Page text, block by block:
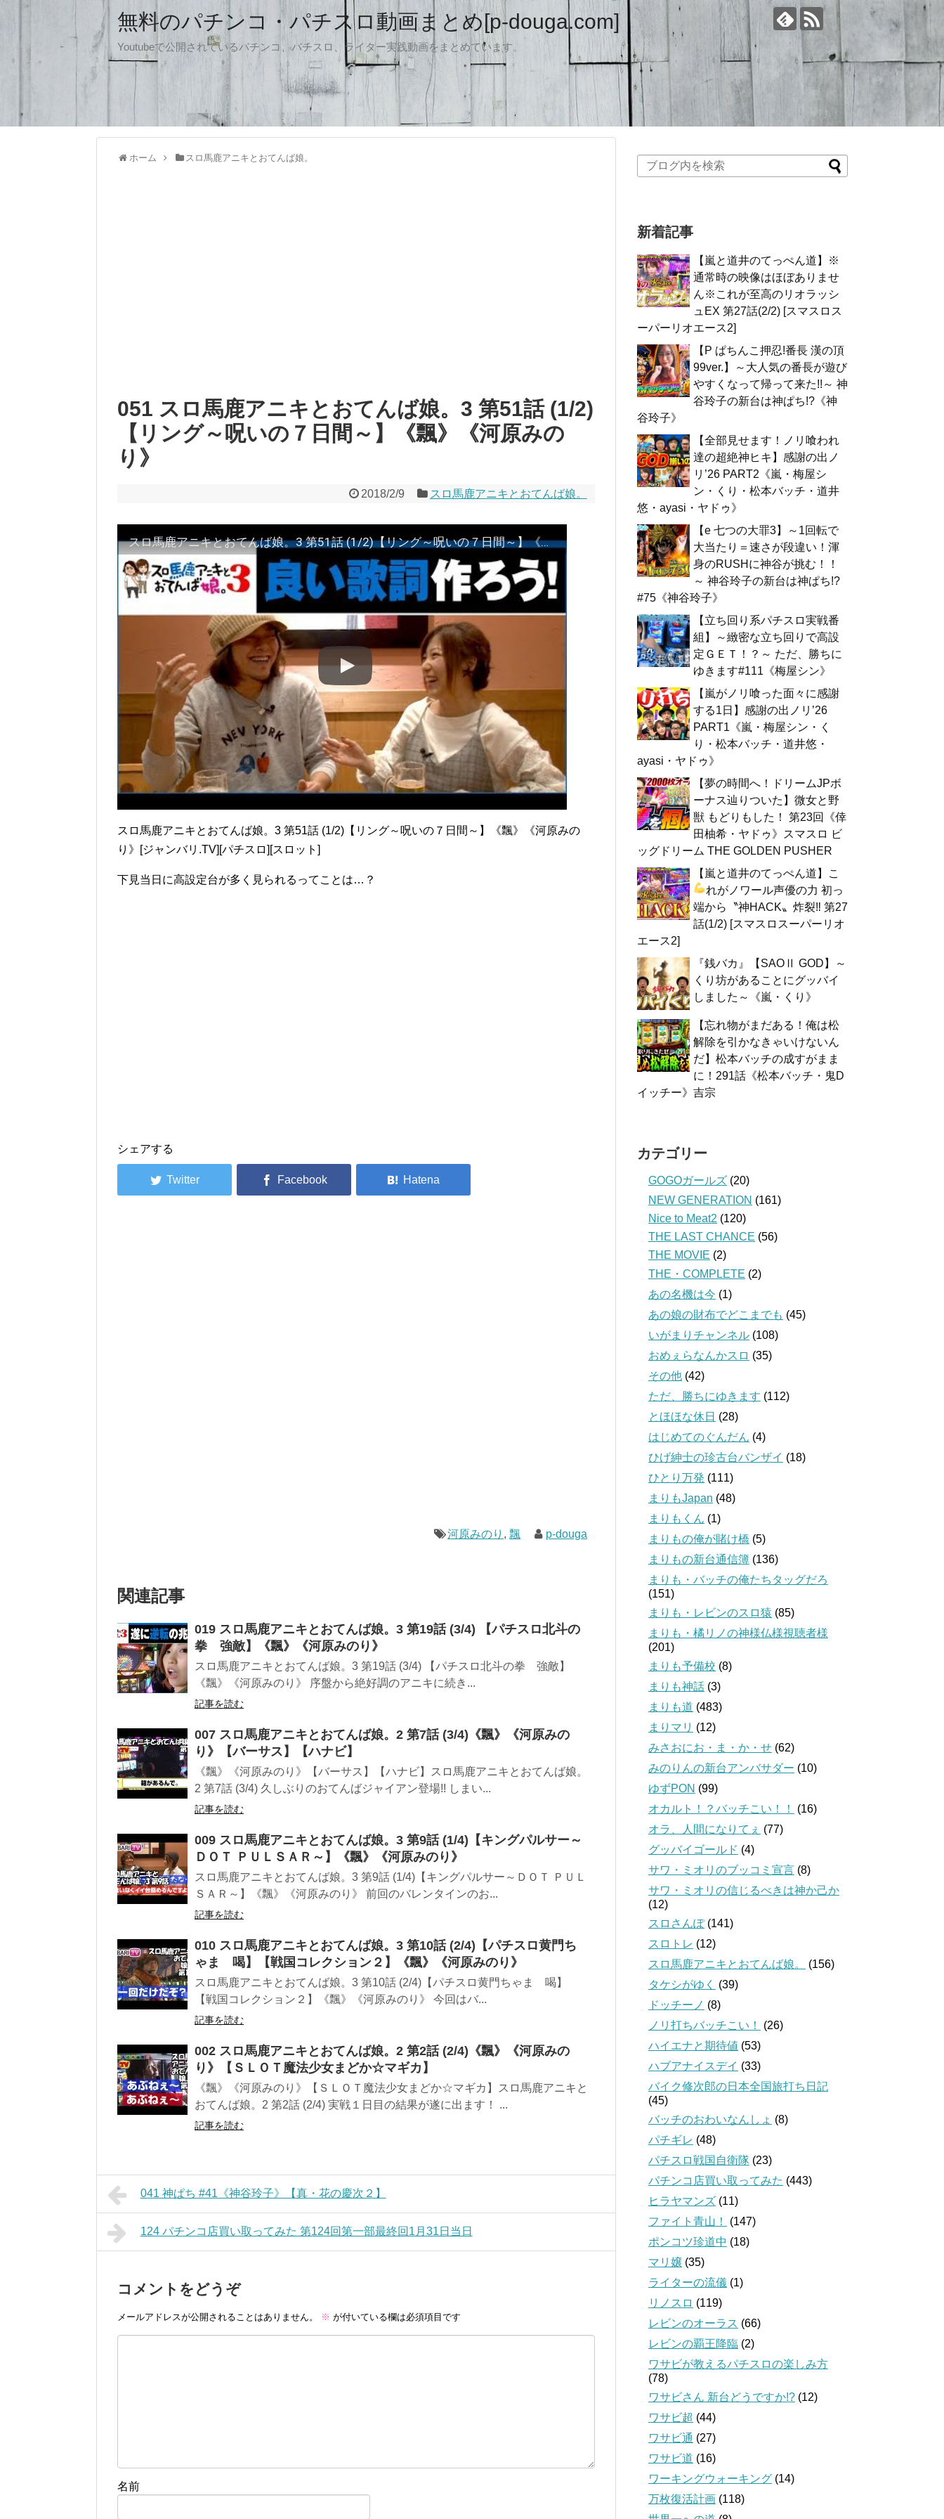
無料のパチンコ・パチスロ動画まとめ[p-douga.com]
Youtubeで公開されているパチンコ、パチスロ、ライター実践動画をまとめています。
ホーム スロ馬鹿アニキとおてんば娘。
051 スロ馬鹿アニキとおてんば娘。3 第51話 (1/2)
【リング～呪いの７日間～】《飄》《河原みの
り》
2018/2/9 スロ馬鹿アニキとおてんば娘。
スロ馬鹿アニキとおてんば娘。3 第51話 (1/2)【リング～呪いの７日間～】《飄》《河原みのり》[ジャンバリ.TV][パチスロ][スロット]
スロ馬鹿アニキとおてんば娘。3 第51話 (1/2)【リング～呪いの７日間～】《飄》《河原みの
り》[ジャンバリ.TV][パチスロ][スロット]
下見当日に高設定台が多く見られるってことは…？
シェアする
河原みのり ,飄 p-douga
関連記事
019 スロ馬鹿アニキとおてんば娘。3 第19話 (3/4) 【パチスロ北斗の
拳 強敵】《飄》《河原みのり》
スロ馬鹿アニキとおてんば娘。3 第19話 (3/4) 【パチスロ北斗の拳 強敵】
《飄》《河原みのり》 序盤から絶好調のアニキに続き...
記事を読む
007 スロ馬鹿アニキとおてんば娘。2 第7話 (3/4)《飄》《河原みの
り》【バーサス】【ハナビ】
《飄》《河原みのり》【バーサス】【ハナビ】スロ馬鹿アニキとおてんば娘。
2 第7話 (3/4) 久しぶりのおてんばジャイアン登場!! しまい...
記事を読む
009 スロ馬鹿アニキとおてんば娘。3 第9話 (1/4)【キングパルサー～
ＤＯＴ ＰＵＬＳＡＲ～】《飄》《河原みのり》
スロ馬鹿アニキとおてんば娘。3 第9話 (1/4)【キングパルサー～ＤＯＴ ＰＵＬ
ＳＡＲ～】《飄》《河原みのり》 前回のバレンタインのお...
記事を読む
010 スロ馬鹿アニキとおてんば娘。3 第10話 (2/4)【パチスロ黄門ち
ゃま 喝】【戦国コレクション２】《飄》《河原みのり》
スロ馬鹿アニキとおてんば娘。3 第10話 (2/4)【パチスロ黄門ちゃま 喝】
【戦国コレクション２】《飄》《河原みのり》 今回はバ...
記事を読む
002 スロ馬鹿アニキとおてんば娘。2 第2話 (2/4)《飄》《河原みの
り》【ＳＬＯＴ魔法少女まどか☆マギカ】
《飄》《河原みのり》【ＳＬＯＴ魔法少女まどか☆マギカ】スロ馬鹿アニキと
おてんば娘。2 第2話 (2/4) 実戦１日目の結果が遂に出ます！ ...
記事を読む
041 神ぱち #41《神谷玲子》【真・花の慶次２】
124 パチンコ店買い取ってみた 第124回第一部最終回1月31日当日
コメントをどうぞ
メールアドレスが公開されることはありません。 ※ が付いている欄は必須項目です
名前
新着記事
【嵐と道井のてっぺん道】※
通常時の映像はほぼありませ
ん※これが至高のリオラッシ
ュEX 第27話(2/2) [スマスロス
ーパーリオエース2]
【P ぱちんこ押忍!番長 漢の頂
99ver.】～大人気の番長が遊び
やすくなって帰って来た!!～ 神
谷玲子の新台は神ぱち!?《神
谷玲子》
【全部見せます！ノリ喰われ
達の超絶神ヒキ】感謝の出ノ
リ’26 PART2《嵐・梅屋シ
ン・くり・松本バッチ・道井
悠・ayasi・ヤドゥ》
【e 七つの大罪3】～1回転で
大当たり＝速さが段違い！渾
身のRUSHに神谷が挑む！！
～ 神谷玲子の新台は神ぱち!?
#75《神谷玲子》
【立ち回り系パチスロ実戦番
組】～緻密な立ち回りで高設
定ＧＥＴ！？～ ただ、勝ちに
ゆきます#111《梅屋シン》
【嵐がノリ喰った面々に感謝
する1日】感謝の出ノリ’26
PART1《嵐・梅屋シン・く
り・松本バッチ・道井悠・
ayasi・ヤドゥ》
【夢の時間へ！ドリームJPボ
ーナス辿りついた】微女と野
獣 もどりもした！ 第23回《倖
田柚希・ヤドゥ》スマスロ ビ
ッグドリーム THE GOLDEN PUSHER
【嵐と道井のてっぺん道】こ
れがノワール声優の力 初っ
端から〝神HACK〟炸裂‼ 第27
話(1/2) [スマスロスーパーリオ
エース2]
『銭バカ』【SAOⅡ GOD】～
くり坊があることにグッバイ
しました～《嵐・くり》
【忘れ物がまだある！俺は松
解除を引かなきゃいけないん
だ】松本バッチの成すがまま
に！291話《松本バッチ・鬼D
イッチー》吉宗
カテゴリー
GOGOガールズ (20)
NEW GENERATION (161)
Nice to Meat2 (120)
THE LAST CHANCE (56)
THE MOVIE (2)
THE・COMPLETE (2)
あの名機は今 (1)
あの娘の財布でどこまでも (45)
いがまりチャンネル (108)
おめぇらなんかスロ (35)
その他 (42)
ただ、勝ちにゆきます (112)
とほほな休日 (28)
はじめてのぐんだん (4)
ひげ紳士の珍古台バンザイ (18)
ひとり万発 (111)
まりもJapan (48)
まりもくん (1)
まりもの俺が賭け橋 (5)
まりもの新台通信簿 (136)
まりも・バッチの俺たちタッグだろ
(151)
まりも・レビンのスロ猿 (85)
まりも・橘リノの神様仏様視聴者様
(201)
まりも予備校 (8)
まりも神話 (3)
まりも道 (483)
まりマリ (12)
みさおにお・ま・か・せ (62)
みのりんの新台アンバサダー (10)
ゆずPON (99)
オカルト！？バッチこい！！
(16)
オラ、人間になりてぇ (77)
グッバイゴールド (4)
サワ・ミオリのブッコミ宣言 (8)
サワ・ミオリの信じるべきは神か己か
(12)
スロさんぽ(141)
スロトレ (12)
スロ馬鹿アニキとおてんば娘。
(156)
タケシがゆく
(39)
ドッチーノ (8)
ノリ打ちバッチこい！
(26)
ハイエナと期待値 (53)
ハブアナイスデイ (33)
バイク修次郎の日本全国旅打ち日記
(45)
バッチのおわいなんしょ (8)
パチギレ (48)
パチスロ戦国自衛隊 (23)
パチンコ店買い取ってみた (443)
ヒラヤマンズ (11)
ファイト青山！
(147)
ポンコツ珍道中 (18)
マリ嬢 (35)
ライターの流儀 (1)
リノスロ (119)
レビンのオーラス (66)
レビンの覇王降臨 (2)
ワサビが教えるパチスロの楽しみ方
(78)
ワサビさん 新台どうですか!? (12)
ワサビ超 (44)
ワサビ通 (27)
ワサビ道 (16)
ワーキングウォーキング (14)
万枚復活計画 (118)